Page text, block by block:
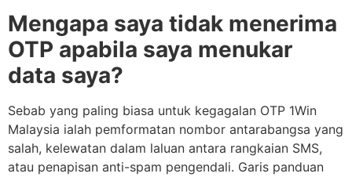
Mengapa saya tidak menerima
OTP apabila saya menukar
data saya?
Sebab yang paling biasa untuk kegagalan OTP 1Win
Malaysia ialah pemformatan nombor antarabangsa yang
salah, kelewatan dalam laluan antara rangkaian SMS,
atau penapisan anti-spam pengendali. Garis panduan